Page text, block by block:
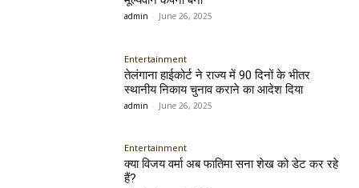
admin - June 26, 2025
Entertainment
तेलंगाना हाईकोर्ट ने राज्य में 90 दिनों के भीतर
स्थानीय निकाय चुनाव कराने का आदेश दिया
admin - June 26, 2025
Entertainment
क्या विजय वर्मा अब फातिमा सना शेख को डेट कर रहे
हैं?